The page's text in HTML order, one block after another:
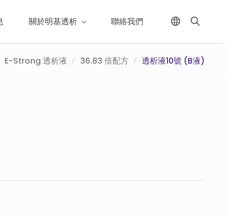
關於明基透析 聯絡我們
E-Strong 透析液 36.83 倍配方 透析液10號 (B液)